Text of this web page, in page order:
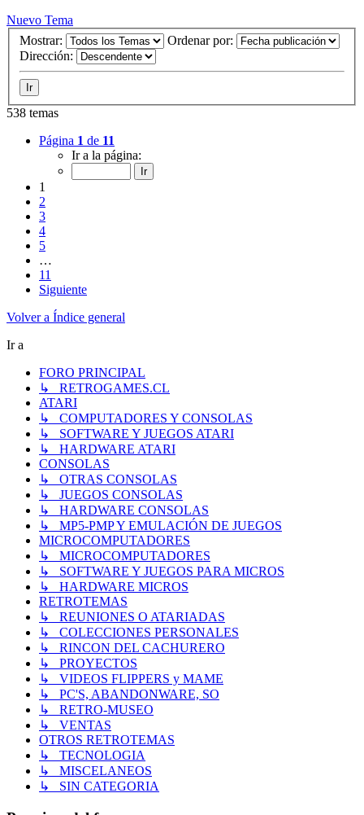
Nuevo Tema
Mostrar:
Ordenar por:
Dirección:
538 temas
Página 1 de 11
Ir a la página:
1
2
3
4
5
…
11
Siguiente
Volver a Índice general
Ir a
FORO PRINCIPAL
↳ RETROGAMES.CL
ATARI
↳ COMPUTADORES Y CONSOLAS
↳ SOFTWARE Y JUEGOS ATARI
↳ HARDWARE ATARI
CONSOLAS
↳ OTRAS CONSOLAS
↳ JUEGOS CONSOLAS
↳ HARDWARE CONSOLAS
↳ MP5-PMP Y EMULACIÓN DE JUEGOS
MICROCOMPUTADORES
↳ MICROCOMPUTADORES
↳ SOFTWARE Y JUEGOS PARA MICROS
↳ HARDWARE MICROS
RETROTEMAS
↳ REUNIONES O ATARIADAS
↳ COLECCIONES PERSONALES
↳ RINCON DEL CACHURERO
↳ PROYECTOS
↳ VIDEOS FLIPPERS y MAME
↳ PC'S, ABANDONWARE, SO
↳ RETRO-MUSEO
↳ VENTAS
OTROS RETROTEMAS
↳ TECNOLOGIA
↳ MISCELANEOS
↳ SIN CATEGORIA